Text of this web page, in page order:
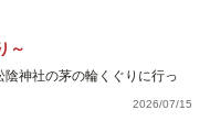
～
神社の茅の輪くぐりに行っ
2026/07/15